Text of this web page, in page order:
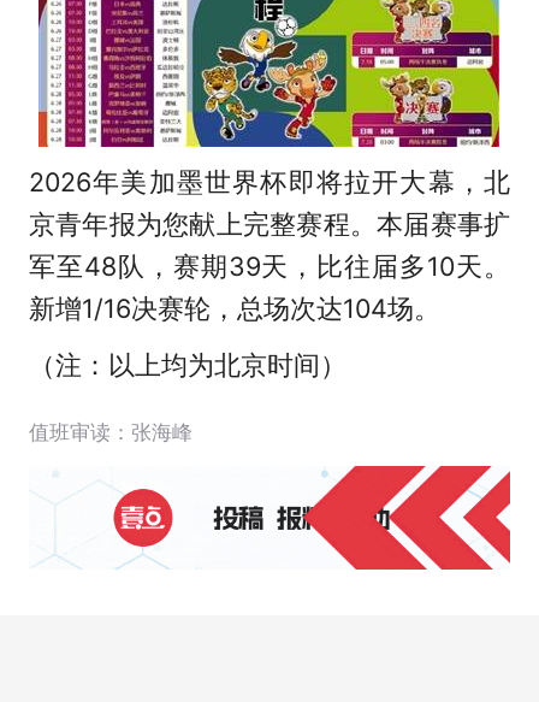
2026年美加墨世界杯即将拉开大幕，北
京青年报为您献上完整赛程。本届赛事扩
军至48队，赛期39天，比往届多10天。
新增1/16决赛轮，总场次达104场。
（注：以上均为北京时间）
值班审读：张海峰